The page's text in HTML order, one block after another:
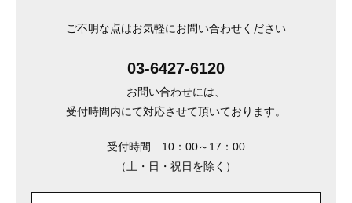
ご不明な点はお気軽にお問い合わせください
03-6427-6120
お問い合わせには、
受付時間内にて対応させて頂いております。
受付時間 10：00～17：00
（土・日・祝日を除く）